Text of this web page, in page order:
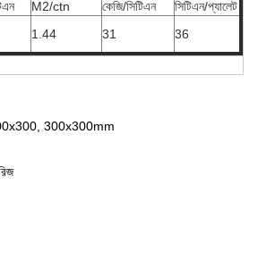
M2/ctn কেজি/সিটিএন
সিটিএন/প্যালেট
1.44 31 36
300x300mm